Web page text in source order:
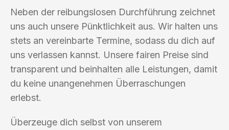
Neben der reibungslosen Durchführung zeichnet
uns auch unsere Pünktlichkeit aus. Wir halten uns
stets an vereinbarte Termine, sodass du dich auf
uns verlassen kannst. Unsere fairen Preise sind
transparent und beinhalten alle Leistungen, damit
du keine unangenehmen Überraschungen
erlebst.
Überzeuge dich selbst von unserem